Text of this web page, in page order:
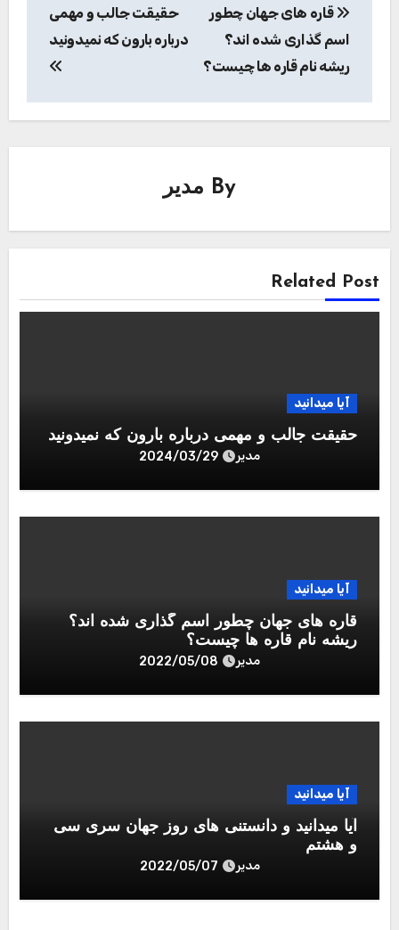
نوشته
قاره های جهان چطور
اسم گذاری شده اند؟
ریشه نام قاره ها چیست؟
حقیقت جالب و مهمی
درباره بارون که نمیدونید
By مدیر
Related Post
آیا میدانید
حقیقت جالب و مهمی درباره بارون که نمیدونید
مدیر 2024/03/29
آیا میدانید
قاره های جهان چطور اسم گذاری شده اند؟
ریشه نام قاره ها چیست؟
مدیر 2022/05/08
آیا میدانید
آیا میدانید و دانستنی های روز جهان سری سی
و هشتم
مدیر 2022/05/07